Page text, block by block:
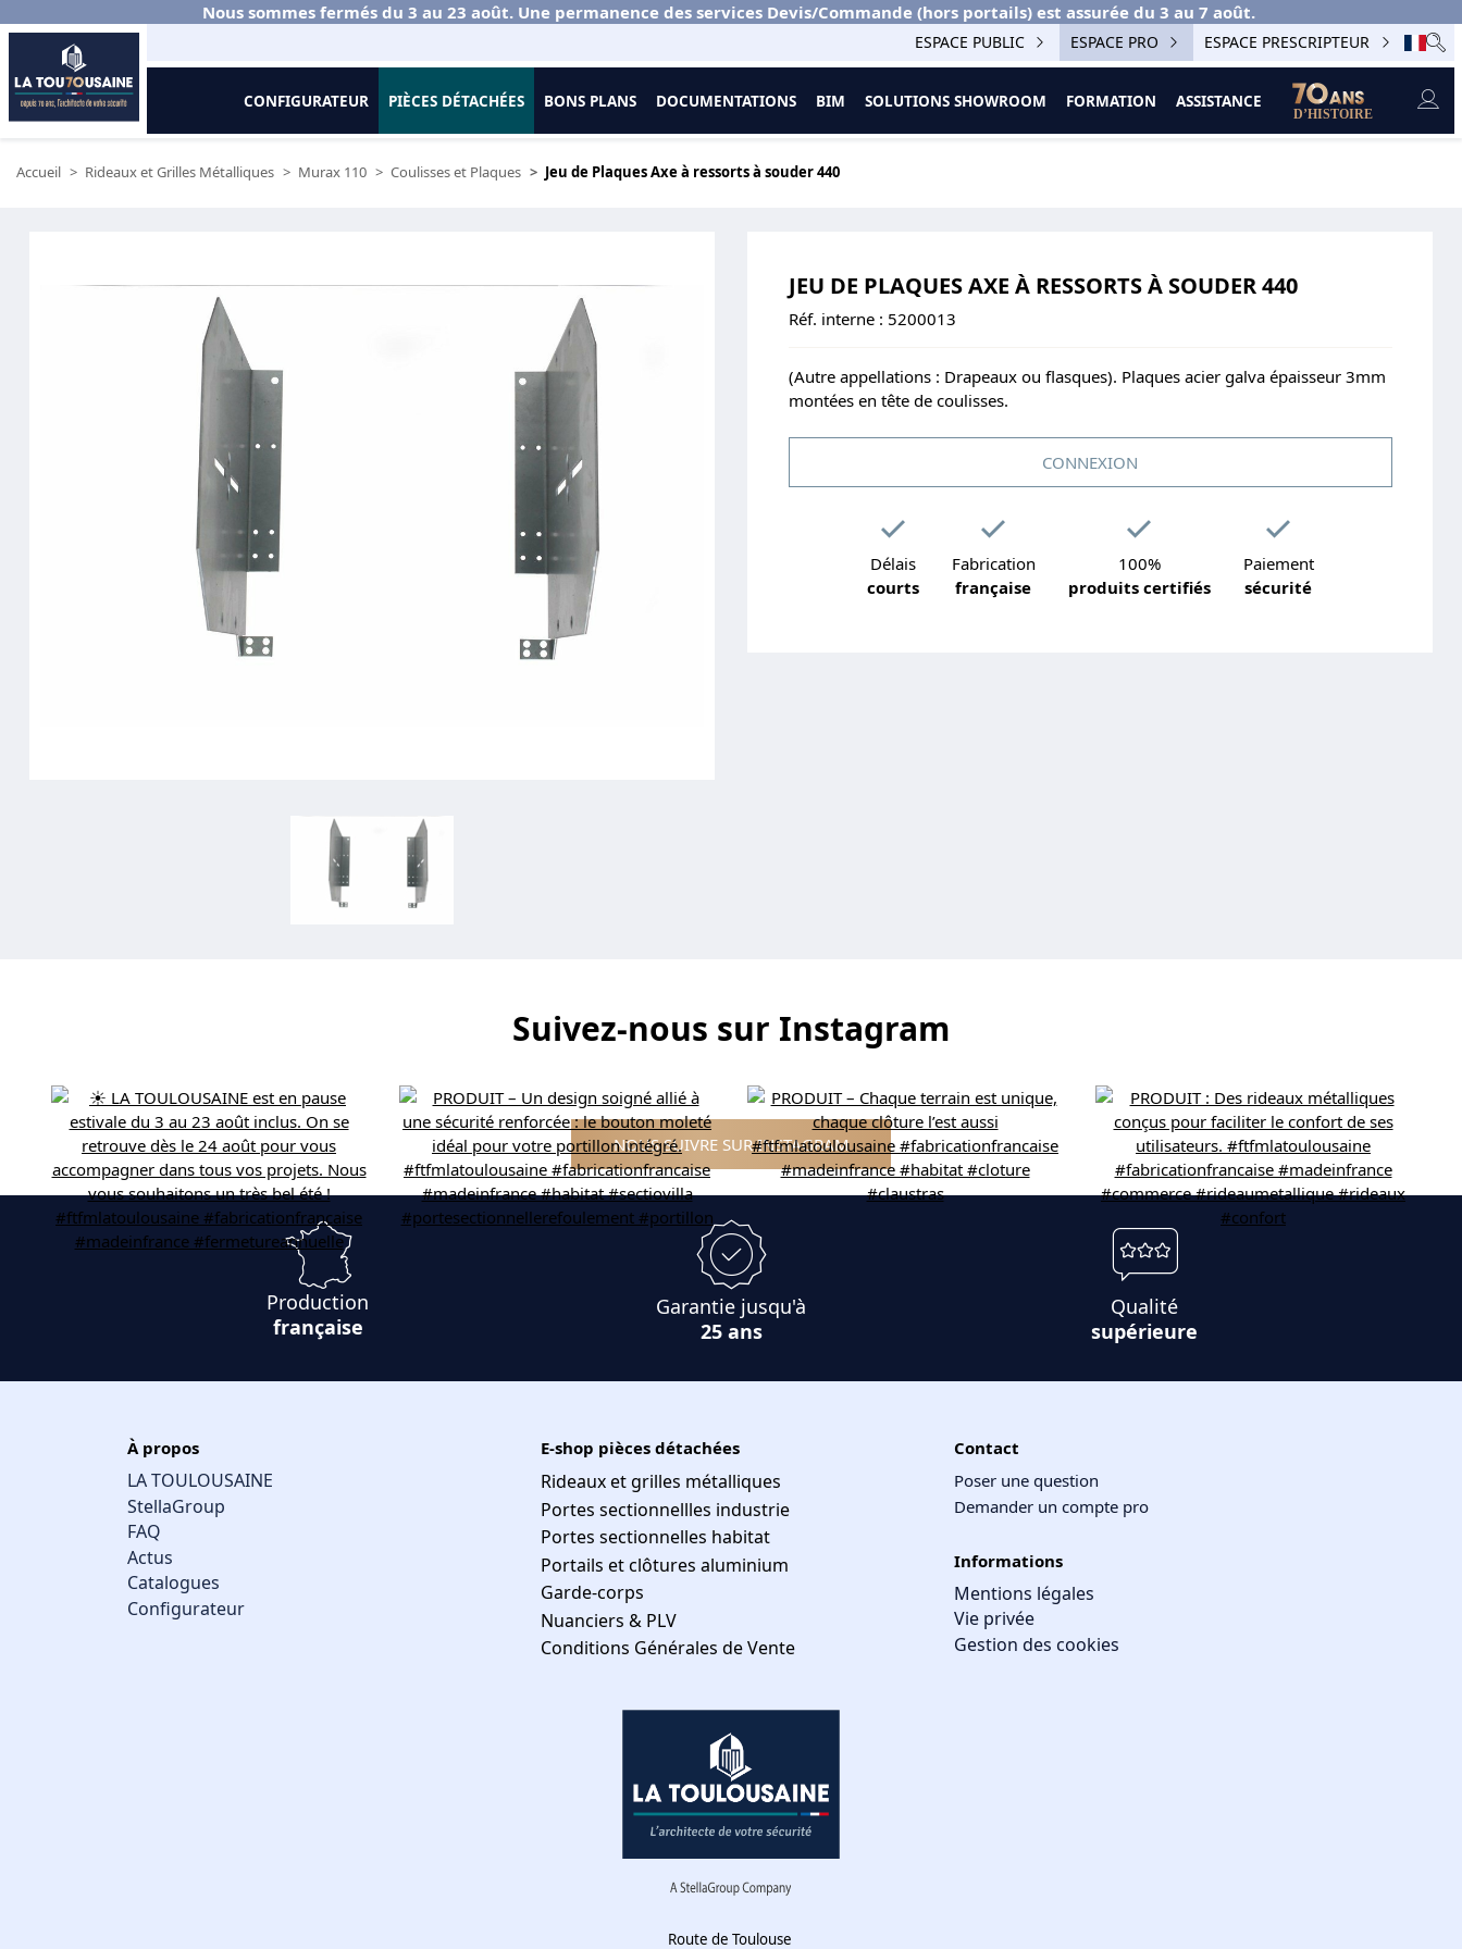
Nous sommes fermés du 3 au 23 août. Une permanence des services Devis/Commande (hors portails) est assurée du 3 au 7 août.
ESPACE PUBLIC ESPACE PRO ESPACE PRESCRIPTEUR
CONFIGURATEUR PIÈCES DÉTACHÉES BONS PLANS DOCUMENTATIONS BIM SOLUTIONS SHOWROOM FORMATION ASSISTANCE
Accueil Rideaux et Grilles Métalliques Murax 110 Coulisses et Plaques Jeu de Plaques Axe à ressorts à souder 440
JEU DE PLAQUES AXE À RESSORTS À SOUDER 440
Réf. interne : 5200013
(Autre appellations : Drapeaux ou flasques). Plaques acier galva épaisseur 3mm
montées en tête de coulisses.
CONNEXION
Délais
courts
Fabrication
française
100%
produits certifiés
Paiement
sécurité
Suivez-nous sur Instagram
NOUS SUIVRE SUR INSTAGRAM
Production
française
Garantie jusqu'à
25 ans
Qualité
supérieure
À propos
LA TOULOUSAINE
StellaGroup
FAQ
Actus
Catalogues
Configurateur
E-shop pièces détachées
Rideaux et grilles métalliques
Portes sectionnellles industrie
Portes sectionnelles habitat
Portails et clôtures aluminium
Garde-corps
Nuanciers & PLV
Conditions Générales de Vente
Contact
Poser une question
Demander un compte pro
Informations
Mentions légales
Vie privée
Gestion des cookies
Route de Toulouse